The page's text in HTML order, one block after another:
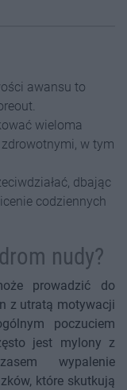
awansu to
wieloma
w tym
dbając
codziennych
nudy?
prowadzić do
z utratą motywacji
poczuciem
jest mylony z
wypalenie
które skutkują